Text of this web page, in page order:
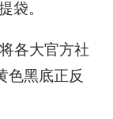
袋。
各大官方社
色黑底正反